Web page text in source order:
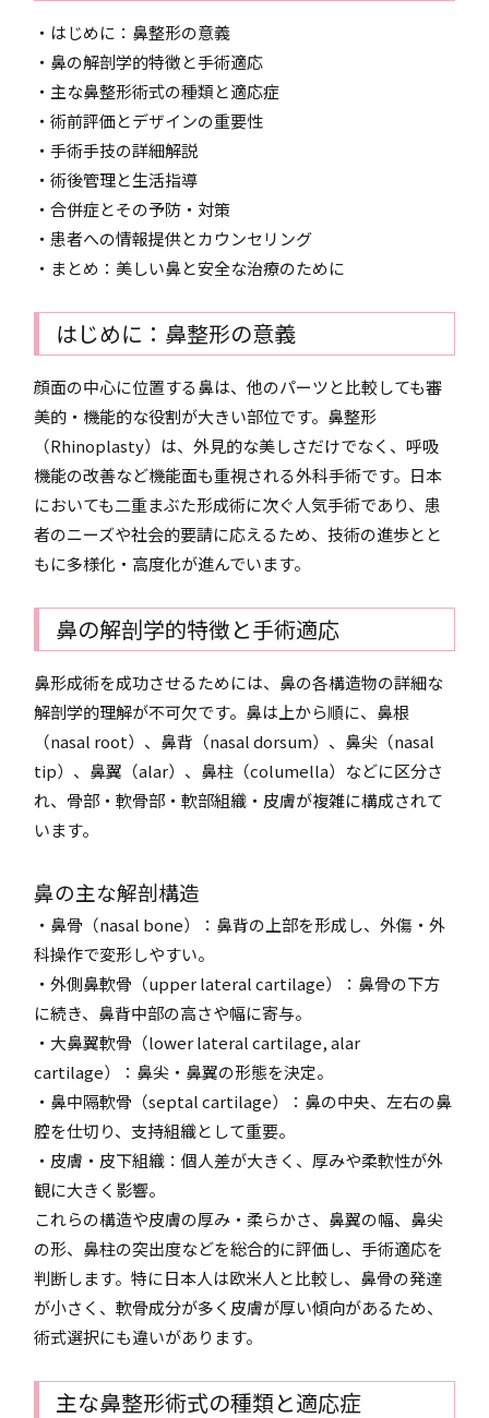
・はじめに：鼻整形の意義
・鼻の解剖学的特徴と手術適応
・主な鼻整形術式の種類と適応症
・術前評価とデザインの重要性
・手術手技の詳細解説
・術後管理と生活指導
・合併症とその予防・対策
・患者への情報提供とカウンセリング
・まとめ：美しい鼻と安全な治療のために
はじめに：鼻整形の意義
顔面の中心に位置する鼻は、他のパーツと比較しても審
美的・機能的な役割が大きい部位です。鼻整形
（Rhinoplasty）は、外見的な美しさだけでなく、呼吸
機能の改善など機能面も重視される外科手術です。日本
においても二重まぶた形成術に次ぐ人気手術であり、患
者のニーズや社会的要請に応えるため、技術の進歩とと
もに多様化・高度化が進んでいます。
鼻の解剖学的特徴と手術適応
鼻形成術を成功させるためには、鼻の各構造物の詳細な
解剖学的理解が不可欠です。鼻は上から順に、鼻根
（nasal root）、鼻背（nasal dorsum）、鼻尖（nasal
tip）、鼻翼（alar）、鼻柱（columella）などに区分さ
れ、骨部・軟骨部・軟部組織・皮膚が複雑に構成されて
います。
鼻の主な解剖構造
・鼻骨（nasal bone）：鼻背の上部を形成し、外傷・外
科操作で変形しやすい。
・外側鼻軟骨（upper lateral cartilage）：鼻骨の下方
に続き、鼻背中部の高さや幅に寄与。
・大鼻翼軟骨（lower lateral cartilage, alar
cartilage）：鼻尖・鼻翼の形態を決定。
・鼻中隔軟骨（septal cartilage）：鼻の中央、左右の鼻
腔を仕切り、支持組織として重要。
・皮膚・皮下組織：個人差が大きく、厚みや柔軟性が外
観に大きく影響。
これらの構造や皮膚の厚み・柔らかさ、鼻翼の幅、鼻尖
の形、鼻柱の突出度などを総合的に評価し、手術適応を
判断します。特に日本人は欧米人と比較し、鼻骨の発達
が小さく、軟骨成分が多く皮膚が厚い傾向があるため、
術式選択にも違いがあります。
主な鼻整形術式の種類と適応症